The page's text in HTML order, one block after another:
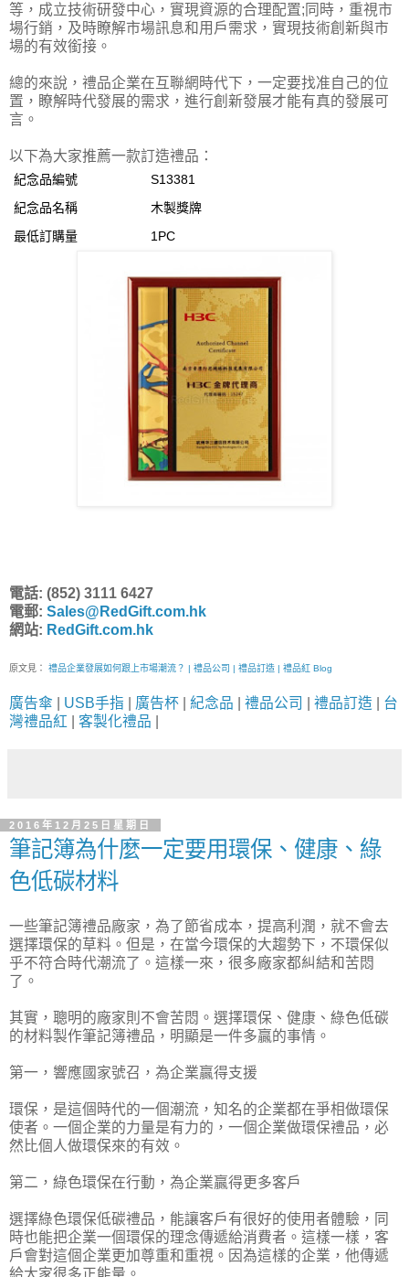
等，成立技術研發中心，實現資源的合理配置;同時，重視市
場行銷，及時瞭解市場訊息和用戶需求，實現技術創新與市
場的有效銜接。
總的來說，禮品企業在互聯網時代下，一定要找准自己的位
置，瞭解時代發展的需求，進行創新發展才能有真的發展可
言。
以下為大家推薦一款訂造禮品：
紀念品編號
S13381
紀念品名稱
木製獎牌
最低訂購量
1PC
電話: (852) 3111 6427
電郵: Sales@RedGift.com.hk
網站: RedGift.com.hk
原文見： 禮品企業發展如何跟上市場潮流？ | 禮品公司 | 禮品訂造 | 禮品紅 Blog
廣告傘 USB手指 廣告杯 紀念品 禮品公司 禮品訂造
台
灣禮品紅
客製化禮品
2016年12月25日星期日
筆記簿為什麼一定要用環保、健康、綠
色低碳材料
一些筆記簿禮品廠家，為了節省成本，提高利潤，就不會去
選擇環保的草料。但是，在當今環保的大趨勢下，不環保似
乎不符合時代潮流了。這樣一來，很多廠家都糾結和苦悶
了。
其實，聰明的廠家則不會苦悶。選擇環保、健康、綠色低碳
的材料製作筆記簿禮品，明顯是一件多贏的事情。
第一，響應國家號召，為企業贏得支援
環保，是這個時代的一個潮流，知名的企業都在爭相做環保
使者。一個企業的力量是有力的，一個企業做環保禮品，必
然比個人做環保來的有效。
第二，綠色環保在行動，為企業贏得更多客戶
選擇綠色環保低碳禮品，能讓客戶有很好的使用者體驗，同
時也能把企業一個環保的理念傳遞給消費者。這樣一樣，客
戶會對這個企業更加尊重和重視。因為這樣的企業，他傳遞
給大家很多正能量。